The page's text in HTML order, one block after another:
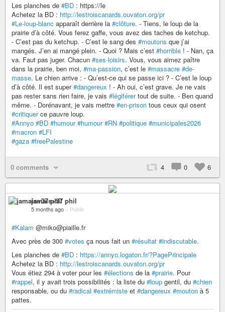
Les planches de #BD : https://le
Achetez la BD : http://lestroiscanards.ouvaton.org/pr
#Le-loup-blanc apparaît derrière la #clôture. - Tiens, le loup de la
prairie d’à côté. Vous ferez gaffe, vous avez des taches de ketchup.
- C’est pas du ketchup. - C’est le sang des #moutons que j’ai
mangés. J’en ai mangé plein. - Quoi ? Mais c’est #horrible ! - Nan, ça
va. Faut pas juger. Chacun #ses-loisirs. Vous, vous aimez paître
dans la prairie, ben moi, #ma-passion, c’est le #massacre #de-
masse. Le chien arrive : - Qu’est-ce qui se passe ici ? - C’est le loup
d’à côté. Il est super#dangereux ! - Ah oui, c’est grave. Je ne vais
pas rester sans rien faire, je vais #légiférertout de suite. - Ben quand
même. - Dorénavant, je vais mettre #en-prison tous ceux qui osent
#critiquerce pauvre loup.
#Annyo #BD #humour #humour #RN #politique #municipales2026
#macron #LFI
#gaza #freePalestine
0 comments 4 0 6
jamais+37 phil
5 months ago – Public
#Kalam @miko@piaille.fr
Avec près de 300 #votes ça nous fait un #résultat #indiscutable.
Les planches de #BD : https://annyo.logaton.fr/?PagePrincipale
Achetez la BD : http://lestroiscanards.ouvaton.org/pr
Vous étiez 294 à voter pour les #élections de la #prairie. Pour
#rappel, il y avait trois possibilités : la liste du #loup gentil, du #chien
responsable, ou du #radical #extrémiste et #dangereux #mouton à 5
pattes.